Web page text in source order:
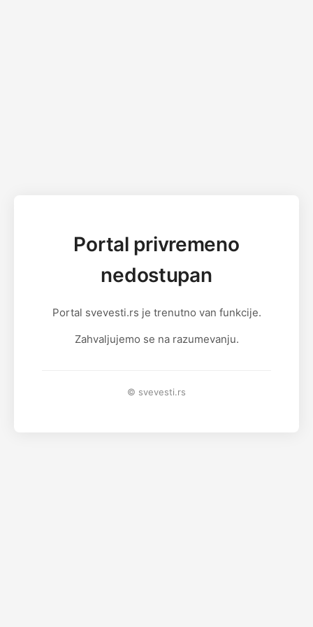
Portal privremeno
nedostupan
Portal svevesti.rs je trenutno van funkcije.
Zahvaljujemo se na razumevanju.
© svevesti.rs